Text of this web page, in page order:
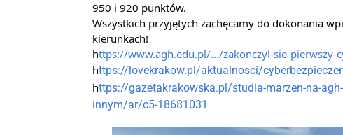
950 i 920 punktów.
Wszystkich przyjętych zachęcamy do dokonania
kierunkach!
https://www.agh.edu.pl/…/zakonczyl-sie-pierwszy-
https://lovekrakow.pl/aktualnosci/
https://gazetakrakowska.pl/studia-marzen-na-
innym/ar/c5-18681031